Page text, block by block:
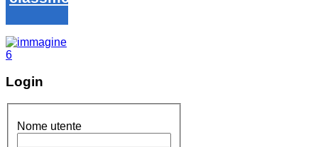
Login
Nome utente